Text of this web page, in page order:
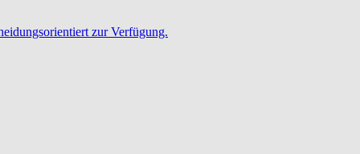
zur Verfügung.